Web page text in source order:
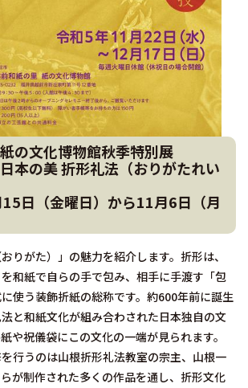
紙の文化博物館秋季特別展
日本の美 折形礼法（おりがたれい
15日（金曜日）から11月6日（月
りがた）」の魅力を紹介します。折形は、
を和紙で自らの手で包み、相手に手渡す「包
使う装飾折紙の総称です。約600年前に誕生
と和紙文化が組み合わされた日本独自の文
や祝儀袋にこの文化の一端が見られます。
行うのは山根折形礼法教室の宗主、山根一
が制作された多くの作品を通し、折形文化